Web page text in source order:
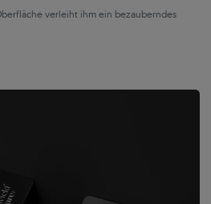
verleiht ihm ein bezauberndes